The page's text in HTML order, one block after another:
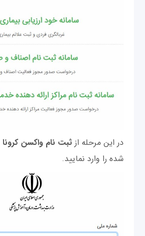
در این مرحله از ثبت نام واکسن کرونا
شده را وارد نمایید.